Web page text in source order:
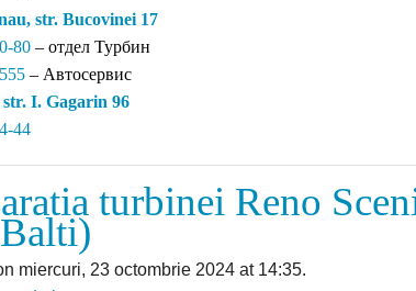
str. Bucovinei 17
80 – отдел Турбин
– Автосервис
I. Gagarin 96
44
turbinei Reno
miercuri, 23 octombrie 2024 at 14:35.